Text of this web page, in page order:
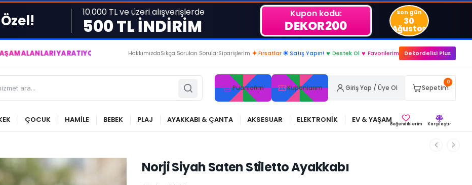
10.000 TL ve üzeri alışverişlerde
500 TL İNDİRİM
Kupon kodu:
DEKOR200
Son gün
30
Ağustos
YARATIYOR VE YAŞATIYORUZ ● BİZİMLE DAİMA KÂRDASINIZ...
HakkımızdaSıkça Sorulan SorularSiparişlerim ✦ Fırsatlar ☀ Satış Yapın! ♥ Destek Ol ♥ Favorilerim Dekordelisi Plus
Puanlarım Kuponlarım Giriş Yap / Üye Ol
0
Sepetim
ÇOCUK HAMİLE BEBEK PLAJ AYAKKABI & ÇANTA AKSESUAR ELEKTRONİK EV & YAŞAMBeğendiklerim Karşılaştır
Norji Siyah Saten Stiletto Ayakkabı